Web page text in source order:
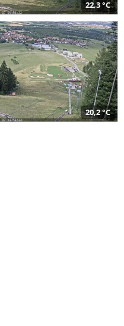
22,3 °C
20,2 °C